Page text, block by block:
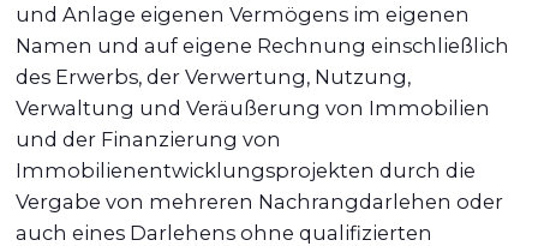
und Anlage eigenen Vermögens im eigenen
Namen und auf eigene Rechnung einschließlich
des Erwerbs, der Verwertung, Nutzung,
Verwaltung und Veräußerung von Immobilien
und der Finanzierung von
Immobilienentwicklungsprojekten durch die
Vergabe von mehreren Nachrangdarlehen oder
auch eines Darlehens ohne qualifizierten